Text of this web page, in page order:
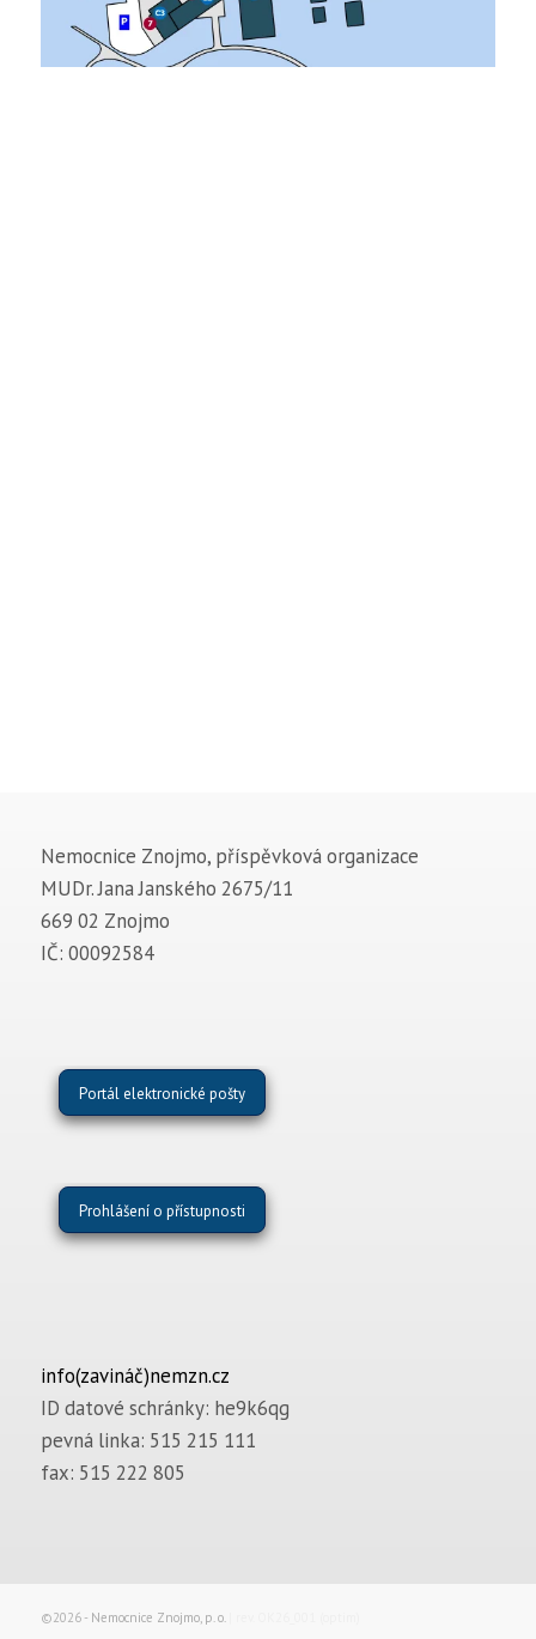
Nemocnice Znojmo, příspěvková organizace
MUDr. Jana Janského 2675/11
669 02 Znojmo
IČ: 00092584
Portál elektronické pošty
Prohlášení o přístupnosti
info(zavináč)nemzn.cz
ID datové schránky: he9k6qg
pevná linka: 515 215 111
fax: 515 222 805
©2026 - Nemocnice Znojmo, p. o.